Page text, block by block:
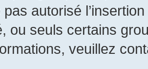
pas autorisé
ou seuls certains
veuillez